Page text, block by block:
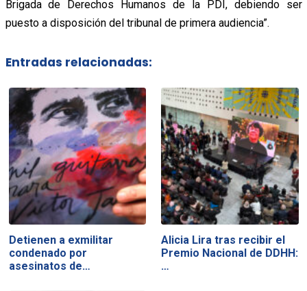
Brigada de Derechos Humanos de la PDI, debiendo ser
puesto a disposición del tribunal de primera audiencia”.
Entradas relacionadas:
Detienen a exmilitar
condenado por
asesinatos de…
Alicia Lira tras recibir el
Premio Nacional de DDHH:
…